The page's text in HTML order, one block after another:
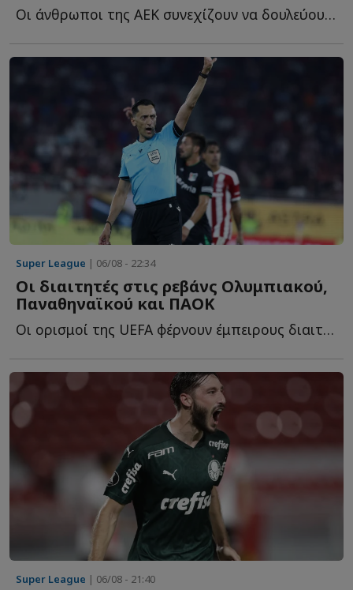
Οι άνθρωποι της ΑΕΚ συνεχίζουν να δουλεύουν και στα υ...
Super League | 06/08 - 22:34
Οι διαιτητές στις ρεβάνς Ολυμπιακού,
Παναθηναϊκού και ΠΑΟΚ
Οι ορισμοί της UEFA φέρνουν έμπειρους διαιτητές στις ε...
Super League | 06/08 - 21:40